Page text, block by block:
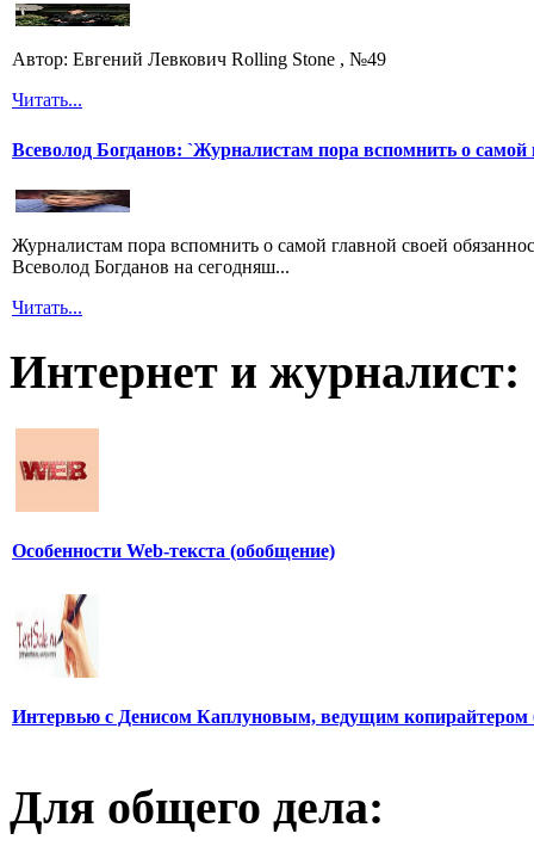
Автор: Евгений Левкович Rolling Stone , №49
Читать...
Всеволод Богданов: `Журналистам пора вспомнить о самой
Журналистам пора вспомнить о самой главной своей
Всеволод Богданов на сегодняш...
Читать...
Интернет и журналист:
Особенности Web-текста (обобщение)
Интервью с Денисом Каплуновым, ведущим копирайтером
Для общего дела: